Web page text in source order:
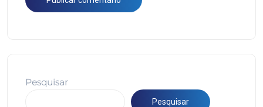
Pesquisar
Pesquisar